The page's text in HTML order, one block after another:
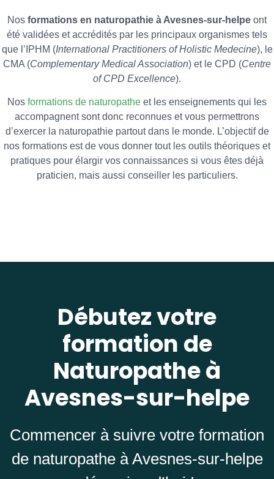
Nos formations en naturopathie à Avesnes-sur-helpe ont
été validées et accrédités par les principaux organismes tels
que l’IPHM (International Practitioners of Holistic Medecine), le
CMA (Complementary Medical Association) et le CPD (Centre
of CPD Excellence).
Nos formations de naturopathe et les enseignements qui les
accompagnent sont donc reconnues et vous permettrons
d’exercer la naturopathie partout dans le monde. L’objectif de
nos formations est de vous donner tout les outils théoriques et
pratiques pour élargir vos connaissances si vous êtes déjà
praticien, mais aussi conseiller les particuliers.
Débutez votre
formation de
Naturopathe à
Avesnes-sur-helpe
Commencer à suivre votre formation
de naturopathe à Avesnes-sur-helpe